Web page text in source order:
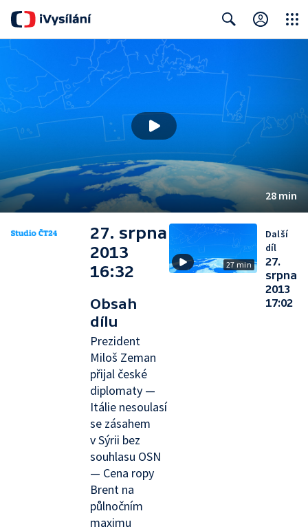
28 min
27. srpna
2013
16:32
Obsah
dílu
Prezident
Miloš Zeman
přijal české
diplomaty —
Itálie nesoulasí
se zásahem
v Sýrii bez
souhlasu OSN
— Cena ropy
Brent na
půlnočním
maximu
27 min
Další
díl
27.
srpna
2013
17:02